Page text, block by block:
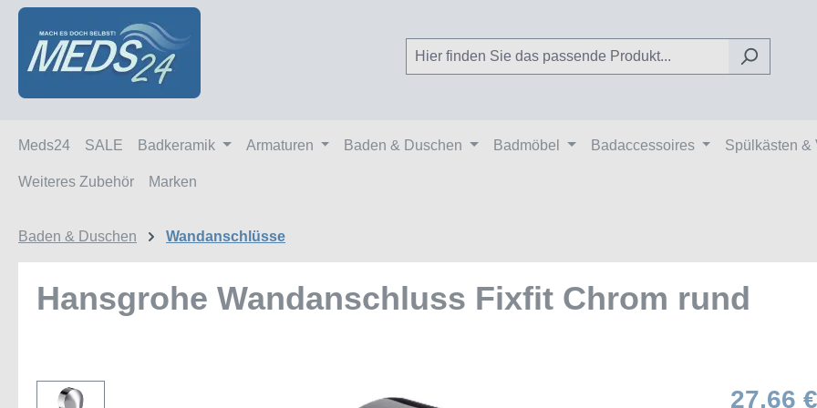
Hauptinhalt springen
Zur Suche springen
Zur Hauptnavigation springen
Meds24 SALE Badkeramik Armaturen Baden & Duschen Badmöbel Badaccessoires Spülkästen &
Weiteres Zubehör Marken
Baden & Duschen Wandanschlüsse
Hansgrohe Wandanschluss Fixfit Chrom rund
Bildergalerie überspringen 27,66 €